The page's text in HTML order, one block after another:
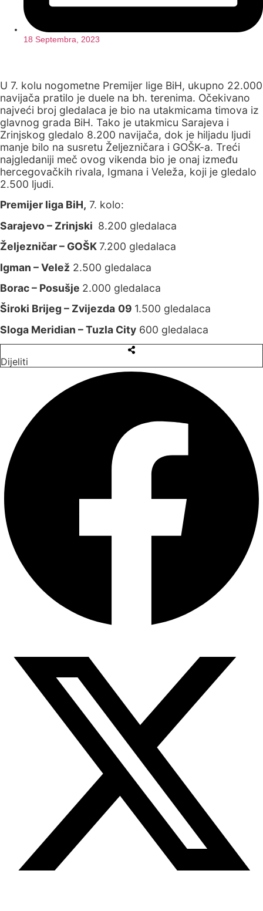
18 Septembra, 2023
U 7. kolu nogometne Premijer lige BiH, ukupno 22.000
navijača pratilo je duele na bh. terenima. Očekivano
najveći broj gledalaca je bio na utakmicama timova iz
glavnog grada BiH. Tako je utakmicu Sarajeva i
Zrinjskog gledalo 8.200 navijača, dok je hiljadu ljudi
manje bilo na susretu Željezničara i GOŠK-a. Treći
najgledaniji meč ovog vikenda bio je onaj između
hercegovačkih rivala, Igmana i Veleža, koji je gledalo
2.500 ljudi.
Premijer liga BiH, 7. kolo:
Sarajevo – Zrinjski 8.200 gledalaca
Željezničar – GOŠK7.200 gledalaca
Igman – Velež 2.500 gledalaca
Borac – Posušje 2.000 gledalaca
Široki Brijeg – Zvijezda 09 1.500 gledalaca
Sloga Meridian – Tuzla City 600 gledalaca
Dijeliti